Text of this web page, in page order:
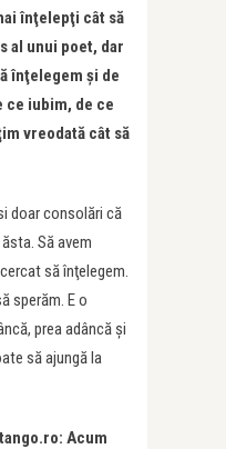
înţelepţi cât să
al unui poet, dar
înţelegem şi de
ce iubim, de ce
vreodată cât să
doar consolări că
Să avem
să înţelegem.
sperăm. E o
prea adâncă şi
să ajungă la
Acum